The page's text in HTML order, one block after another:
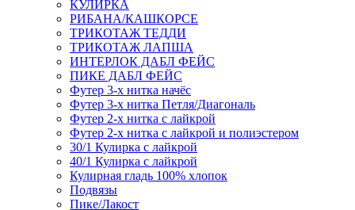
КУЛИРКА
РИБАНА/КАШКОРСЕ
ТРИКОТАЖ ТЕДДИ
ТРИКОТАЖ ЛАПША
ИНТЕРЛОК ДАБЛ ФЕЙС
ПИКЕ ДАБЛ ФЕЙС
Футер 3-х нитка начёс
Футер 3-х нитка Петля/Диагональ
Футер 2-х нитка с лайкрой
Футер 2-х нитка с лайкрой и полиэстером
30/1 Кулирка с лайкрой
40/1 Кулирка с лайкрой
Кулирная гладь 100% хлопок
Подвязы
Пике/Лакост